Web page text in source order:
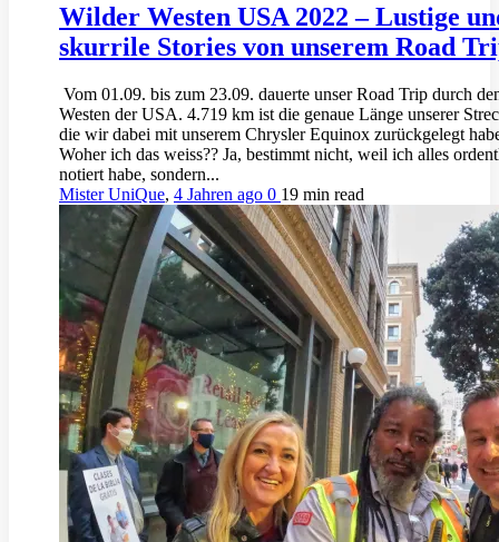
Wilder Westen USA 2022 – Lustige
skurrile Stories von unserem Road
Vom 01.09. bis zum 23.09. dauerte unser Road Trip durch
Westen der USA. 4.719 km ist die genaue Länge unserer
die wir dabei mit unserem Chrysler Equinox zurückgelegt
Woher ich das weiss?? Ja, bestimmt nicht, weil ich alles
notiert habe, sondern...
Mister UniQue, 4 Jahren ago 0 19 min read